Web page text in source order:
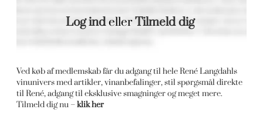
Log indellerTilmeld dig
Ved køb af medlemskab får du adgang til hele René Langdahls
vinunivers med artikler, vinanbefalinger, stil spørgsmål direkte
til René, adgang til eksklusive smagninger og meget mere.
Tilmeld dig nu –klik her